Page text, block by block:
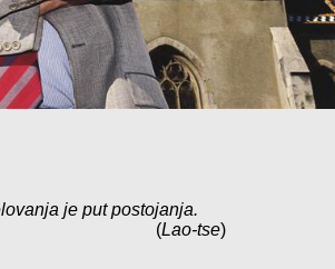
je put postojanja.
(Lao-tse)